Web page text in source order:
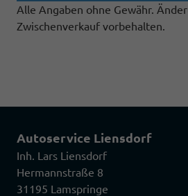
Alle Angaben ohne Gewähr.
Zwischenverkauf vorbehalten.
Autoservice Liensdorf
Inh. Lars Liensdorf
Hermannstraße 8
31195 Lamspringe